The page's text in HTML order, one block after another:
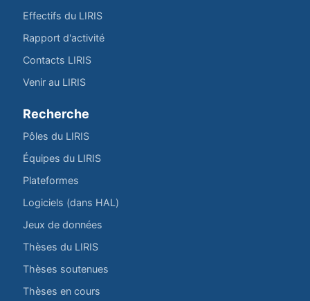
Effectifs du LIRIS
Rapport d'activité
Contacts LIRIS
Venir au LIRIS
Recherche
Pôles du LIRIS
Équipes du LIRIS
Plateformes
Logiciels (dans HAL)
Jeux de données
Thèses du LIRIS
Thèses soutenues
Thèses en cours